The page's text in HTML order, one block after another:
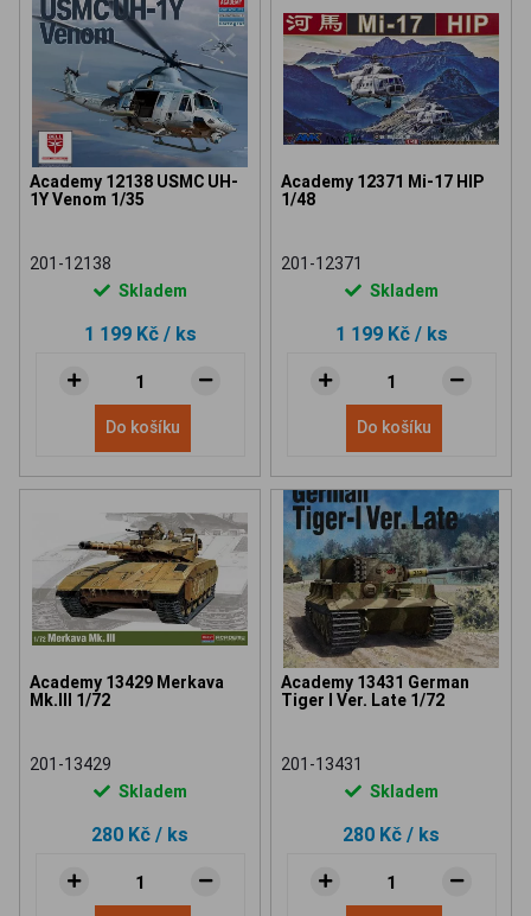
Academy 12138 USMC UH-
1Y Venom 1/35
201-12138
Skladem
1 199 Kč / ks
Do košíku
Academy 12371 Mi-17 HIP
1/48
201-12371
Skladem
1 199 Kč / ks
Do košíku
Academy 13429 Merkava
Mk.III 1/72
201-13429
Skladem
280 Kč / ks
Academy 13431 German
Tiger I Ver. Late 1/72
201-13431
Skladem
280 Kč / ks